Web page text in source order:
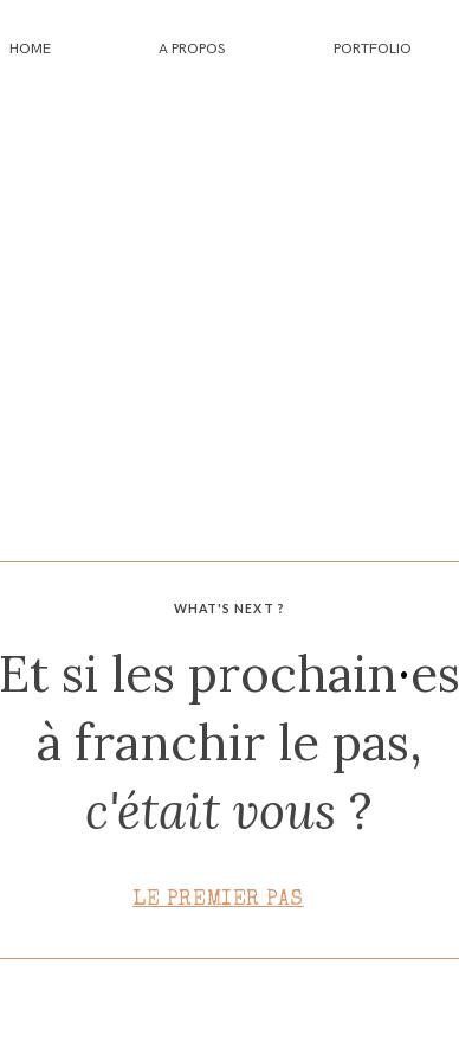
HOME A PROPOS PORTFOLIO
WHAT'S NEXT ?
Et si les prochain·es
à franchir le pas,
c'était vous ?
LE PREMIER PAS